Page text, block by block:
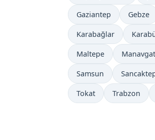
Gaziantep Gebze
Karabağlar
Maltepe Manavgat
Samsun
Tokat Trabzon